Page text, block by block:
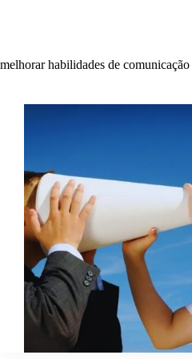
melhorar habilidades de comunicação